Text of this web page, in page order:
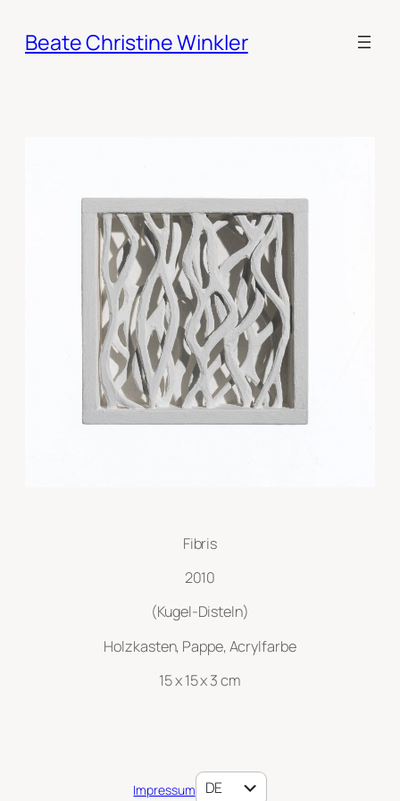
content
Beate Christine Winkler
Fibris
2010
(Kugel-Disteln)
Holzkasten, Pappe, Acrylfarbe
15 x 15 x 3 cm
Impressum EN
DE